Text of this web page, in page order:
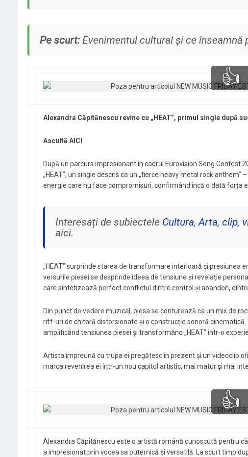
Pe scurt:Evenimentul cultural și ce înseamnă
👍
Alexandra Căpitănescu revine cu „HEAT”, primul single după
Ascultă AICI
După un parcurs impresionant în cadrul Eurovision Song Contest
„HEAT”, un single descris ca un „fierce heavy metal rock
energie care nu face compromisuri, confirmând încă o dată forța
Interesați de subiectele Cultura, Arta, clip,
aici.
„HEAT” surprinde starea de transformare interioară și presiunea
versurile piesei se desprinde ideea de tensiune și revelație
care sintetizează perfect conflictul dintre control și abandon,
Din punct de vedere muzical, piesa se conturează ca un mix de
riff-uri de chitară distorsionate și o construcție sonoră
amplificând tensiunea piesei și transformând „HEAT” într-o
Artista împreună cu trupa ei pregătesc în prezent și un videoclip
marca revenirea ei într-un nou capitol artistic, mai matur și mai
👍
Alexandra Căpitănescu este o artistă română cunoscută pentru
a impresionat prin vocea sa puternică și versatilă. La scurt timp